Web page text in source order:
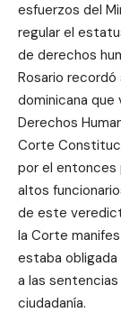
esfuerzos del
regular el
de derechos
Rosario
dominicana que
Derechos
Corte
por el entonces
altos
de este
la Corte
estaba
a las
ciudadanía.